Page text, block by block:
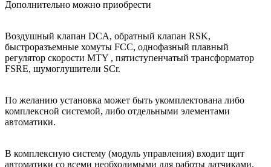
Дополнительно можно приобрести
Воздушный клапан DCA, обратный клапан RSK,
быстроразъемные хомуты FCC, однофазный плавный
регулятор скорости MTY , пятиступенчатый трансформатор
FSRE, шумоглушители SCr.
По желанию установка может быть укомплектована либо
комплексной системой, либо отдельными элементами
автоматики.
В комплексную систему (модуль управления) входит щит
автоматики со всеми необходимыми для работы датчиками.